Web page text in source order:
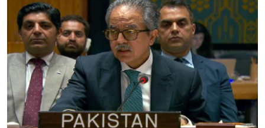
اخبار الرياضة
منوعات
فن وثقافة
علوم وتكنولوجيا